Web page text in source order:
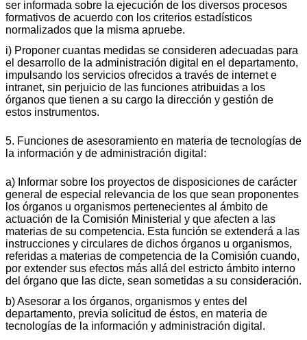
ser informada sobre la ejecución de los diversos procesos
formativos de acuerdo con los criterios estadísticos
normalizados que la misma apruebe.
i) Proponer cuantas medidas se consideren adecuadas para
el desarrollo de la administración digital en el departamento,
impulsando los servicios ofrecidos a través de internet e
intranet, sin perjuicio de las funciones atribuidas a los
órganos que tienen a su cargo la dirección y gestión de
estos instrumentos.
5. Funciones de asesoramiento en materia de tecnologías de
la información y de administración digital:
a) Informar sobre los proyectos de disposiciones de carácter
general de especial relevancia de los que sean proponentes
los órganos u organismos pertenecientes al ámbito de
actuación de la Comisión Ministerial y que afecten a las
materias de su competencia. Esta función se extenderá a las
instrucciones y circulares de dichos órganos u organismos,
referidas a materias de competencia de la Comisión cuando,
por extender sus efectos más allá del estricto ámbito interno
del órgano que las dicte, sean sometidas a su consideración.
b) Asesorar a los órganos, organismos y entes del
departamento, previa solicitud de éstos, en materia de
tecnologías de la información y administración digital.